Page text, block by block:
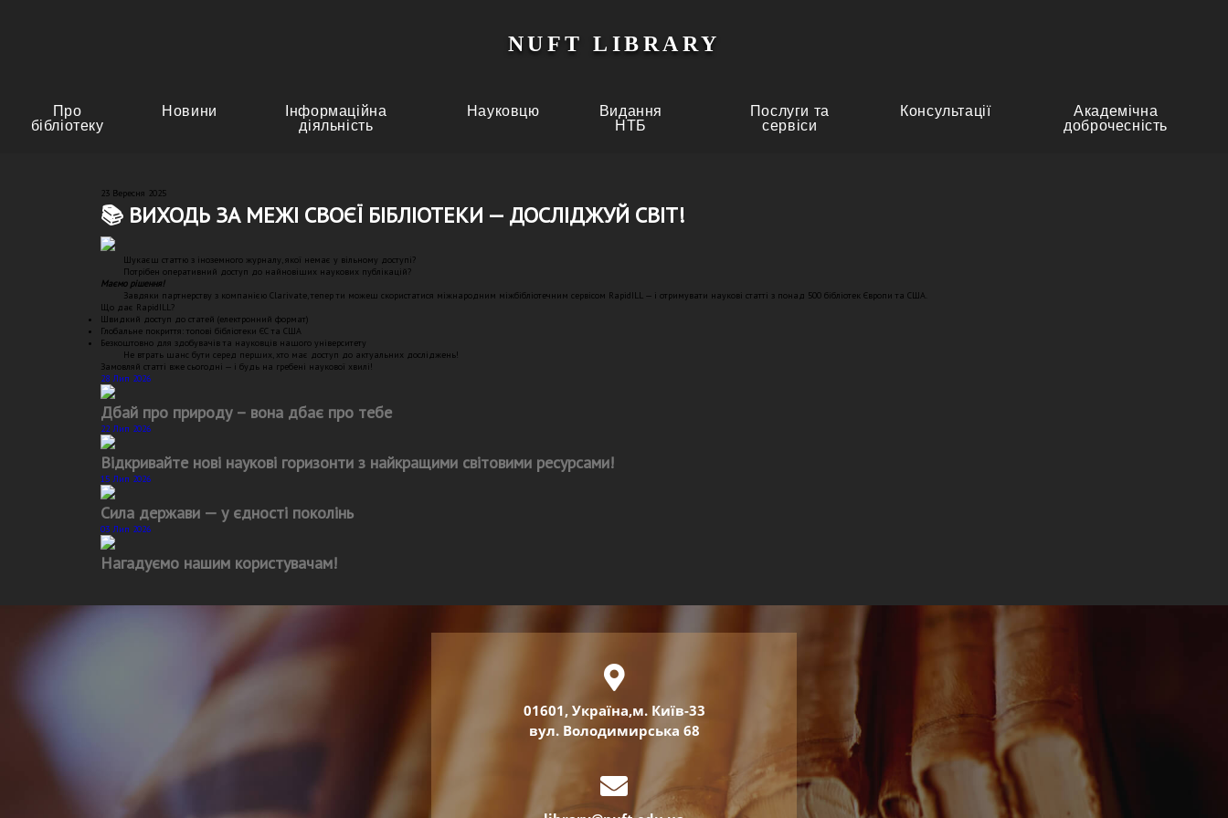
NUFT LIBRARY
Про
бібліотеку
Новини
Інформаційна
діяльність
Науковцю
Видання
НТБ
Послуги та
сервіси
Консультації
Академічна
доброчесність
23 Вересня 2025
📚 ВИХОДЬ ЗА МЕЖІ СВОЄЇ БІБЛІОТЕКИ — ДОСЛІДЖУЙ СВІТ!
Шукаєш статтю з іноземного журналу, якої немає у вільному доступі?
Потрібен оперативний доступ до найновіших наукових публікацій?
Маємо рішення!
Завдяки партнерству з компанією Clarivate, тепер ти можеш скористатися міжнародним міжбібліотечним сервісом RapidILL — і отримувати наукові статті з понад 500 бібліотек Європи та США.
Що дає RapidILL?
Швидкий доступ до статей (електронний формат)
Глобальне покриття: топові бібліотеки ЄС та США
Безкоштовно для здобувачів та науковців нашого університету
Не втрать шанс бути серед перших, хто має доступ до актуальних досліджень!
Замовляй статті вже сьогодні — і будь на гребені наукової хвилі!
28 Лип 2026
Дбай про природу – вона дбає про тебе
22 Лип 2026
Відкривайте нові наукові горизонти з найкращими світовими ресурсами!
15 Лип 2026
Сила держави — у єдності поколінь
03 Лип 2026
Нагадуємо нашим користувачам!
01601, Україна,м. Київ-33
вул. Володимирська 68